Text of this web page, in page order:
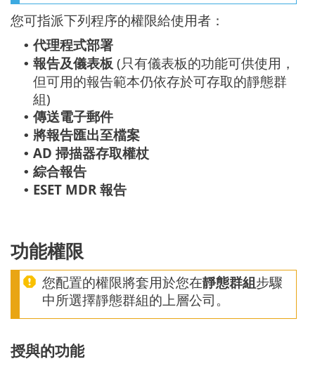
您可指派下列程序的權限給使用者：
• 代理程式部署
• 報告及儀表板 (只有儀表板的功能可供使用，
但可用的報告範本仍依存於可存取的靜態群
組)
• 傳送電子郵件
• 將報告匯出至檔案
• AD 掃描器存取權杖
• 綜合報告
• ESET MDR 報告
功能權限
您配置的權限將套用於您在靜態群組步驟
中所選擇靜態群組的上層公司。
授與的功能